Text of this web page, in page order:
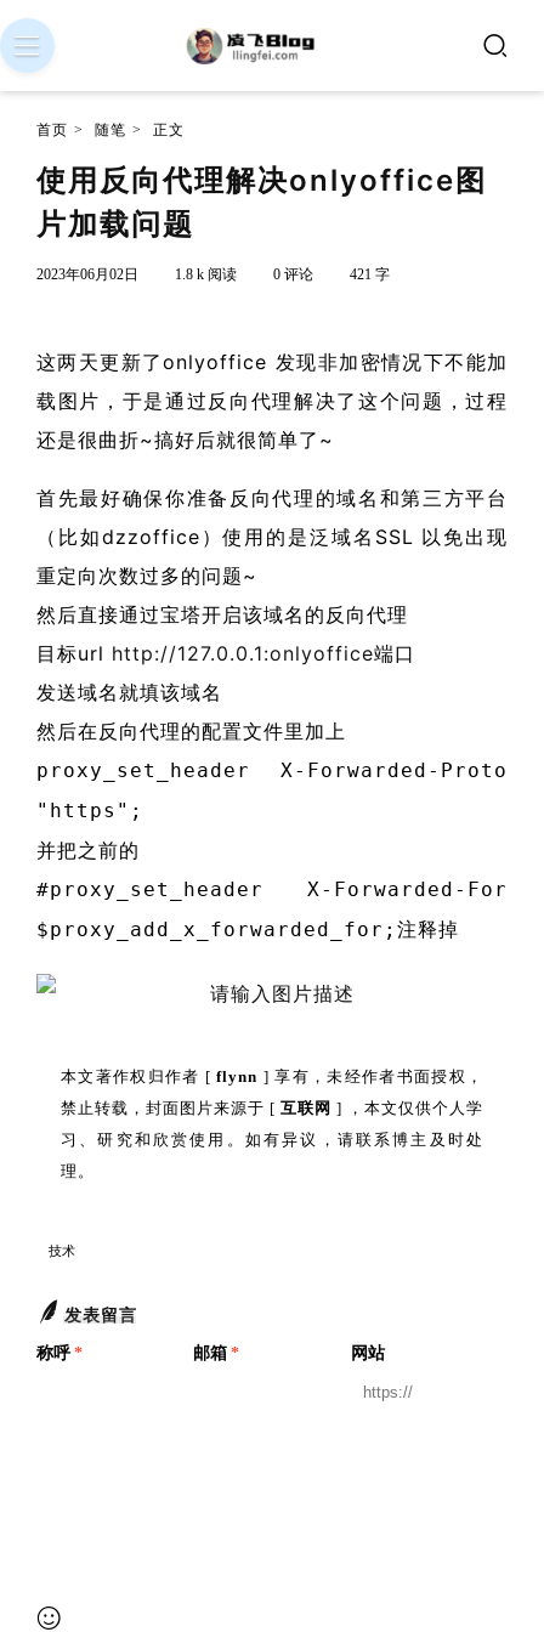
首页 > 随笔 > 正文
使用反向代理解决onlyoffice图
片加载问题
2023年06月02日 1.8 k 阅读 0 评论 421 字
这两天更新了onlyoffice 发现非加密情况下不能加
载图片，于是通过反向代理解决了这个问题，过程
还是很曲折~搞好后就很简单了~
首先最好确保你准备反向代理的域名和第三方平台
（比如dzzoffice）使用的是泛域名SSL 以免出现
重定向次数过多的问题~
然后直接通过宝塔开启该域名的反向代理
目标url http://127.0.0.1:onlyoffice端口
发送域名就填该域名
然后在反向代理的配置文件里加上
proxy_set_header X-Forwarded-Proto
"https";
并把之前的
#proxy_set_header X-Forwarded-For
$proxy_add_x_forwarded_for; 注释掉
本文著作权归作者 [flynn ] 享有，未经作者书面授权，
禁止转载，封面图片来源于 [ 互联网 ] ，本文仅供个人学
习、研究和欣赏使用。如有异议，请联系博主及时处
理。
技术
发表留言
称呼 * 邮箱 * 网站